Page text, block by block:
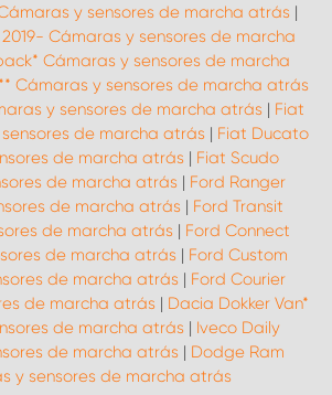
y sensores de marcha atrás |
Cámaras y sensores de marcha
Cámaras y sensores de marcha
Cámaras y sensores de marcha atrás
y sensores de marcha atrás | Fiat
de marcha atrás | Fiat Ducato
de marcha atrás | Fiat Scudo
de marcha atrás | Ford Ranger
de marcha atrás | Ford Transit
de marcha atrás | Ford Connect
de marcha atrás | Ford Custom
de marcha atrás | Ford Courier
de marcha atrás | Dacia Dokker Van*
de marcha atrás | Iveco Daily
de marcha atrás | Dodge Ram
y sensores de marcha atrás